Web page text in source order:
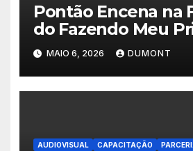
Pontão Encena na
do Fazendo Meu
Filme no Degase
Roxo e reforça as
abertas em Nova
MAIO 6, 2026 DUMONT
AUDIOVISUAL CAPACITAÇÃO